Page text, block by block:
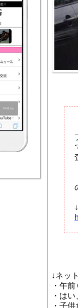
↓ネッ
・午
・は
・子